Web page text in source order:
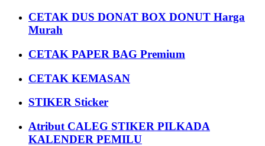
CETAK DUS DONAT BOX DONUT Harga
Murah
CETAK PAPER BAG Premium
CETAK KEMASAN
STIKER Sticker
Atribut CALEG STIKER PILKADA
KALENDER PEMILU